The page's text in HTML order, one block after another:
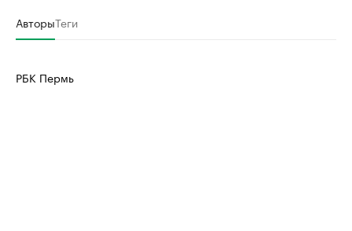
АвторыТеги
РБК Пермь